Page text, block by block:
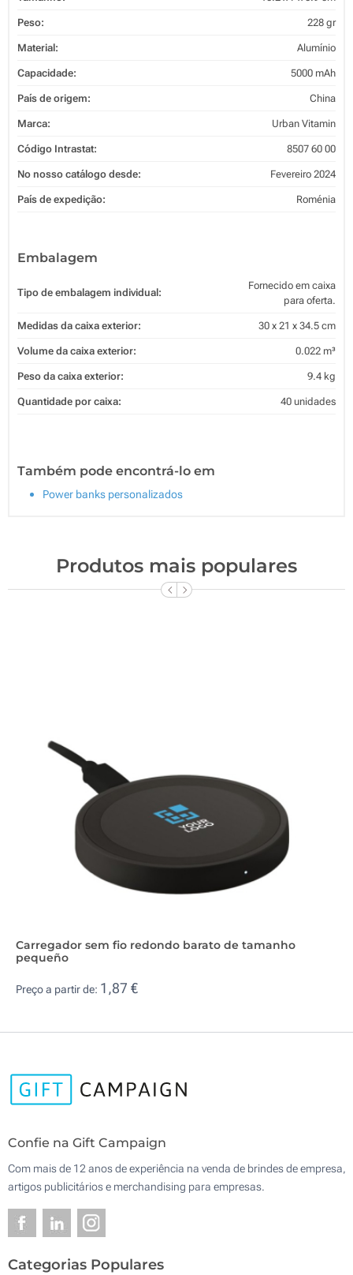
Peso: 228 gr
Material: Alumínio
Capacidade: 5000 mAh
País de origem: China
Marca: Urban Vitamin
Código Intrastat: 8507 60 00
No nosso catálogo desde: Fevereiro 2024
País de expedição: Roménia
Embalagem
Tipo de embalagem individual:
Fornecido em caixa
para oferta.
Medidas da caixa exterior: 30 x 21 x 34.5 cm
Volume da caixa exterior: 0.022 m³
Peso da caixa exterior: 9.4 kg
Quantidade por caixa: 40 unidades
Também pode encontrá-lo em
Power banks personalizados
Produtos mais populares
Carregador sem fio redondo barato de tamanho
pequeño
Preço a partir de: 1,87 €
Confie na Gift Campaign
Com mais de 12 anos de experiência na venda de brindes de empresa,
artigos publicitários e merchandising para empresas.
Categorias Populares